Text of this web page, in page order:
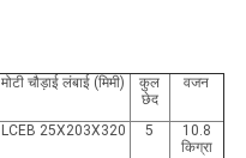
मोटी चौड़ाई लंबाई (मिमी)
कुल
छेद
वजन
LCEB 25X203X320 5
10.8
किग्रा